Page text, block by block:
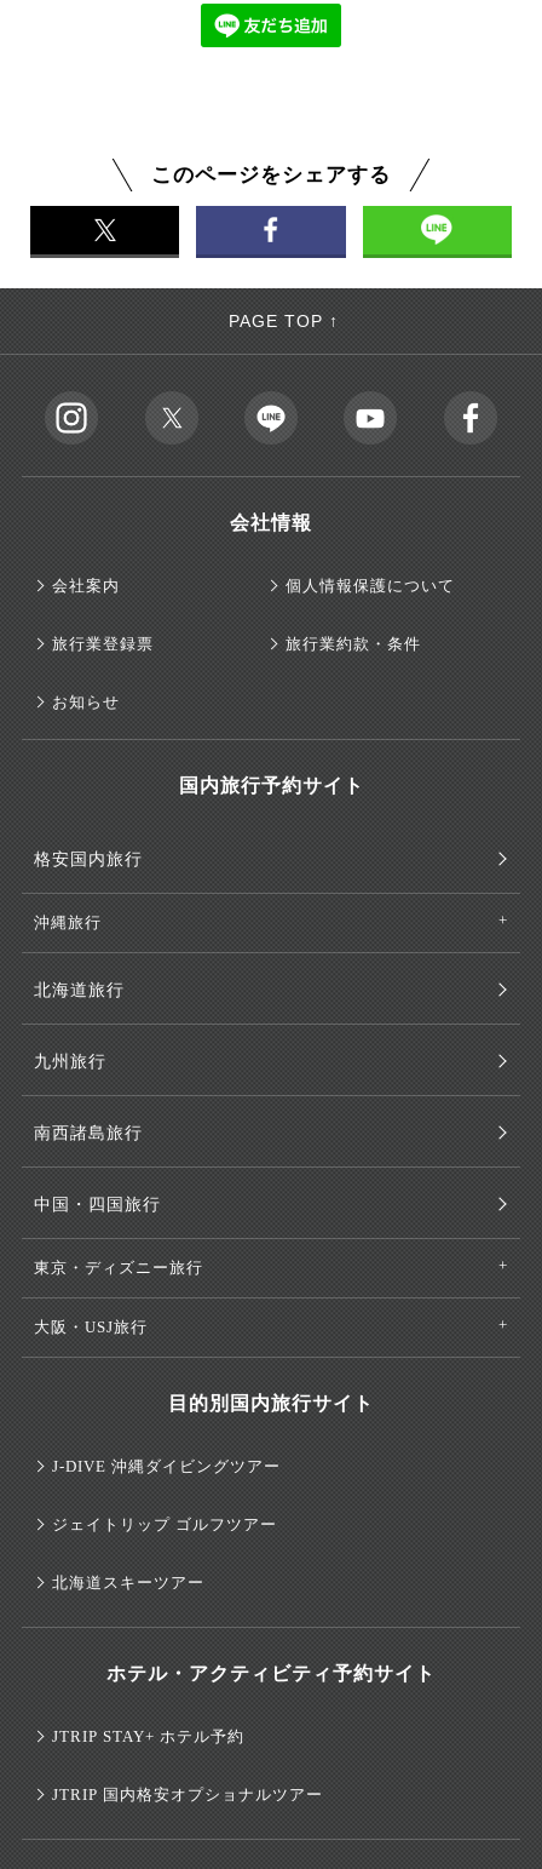
このページをシェアする
PAGE TOP ↑
会社情報
会社案内 個人情報保護について
旅行業登録票 旅行業約款・条件
お知らせ
国内旅行予約サイト
格安国内旅行
沖縄旅行
北海道旅行
九州旅行
南西諸島旅行
中国・四国旅行
東京・ディズニー旅行
大阪・USJ旅行
目的別国内旅行サイト
J-DIVE 沖縄ダイビングツアー
ジェイトリップ ゴルフツアー
北海道スキーツアー
ホテル・アクティビティ予約サイト
JTRIP STAY+ ホテル予約
JTRIP 国内格安オプショナルツアー